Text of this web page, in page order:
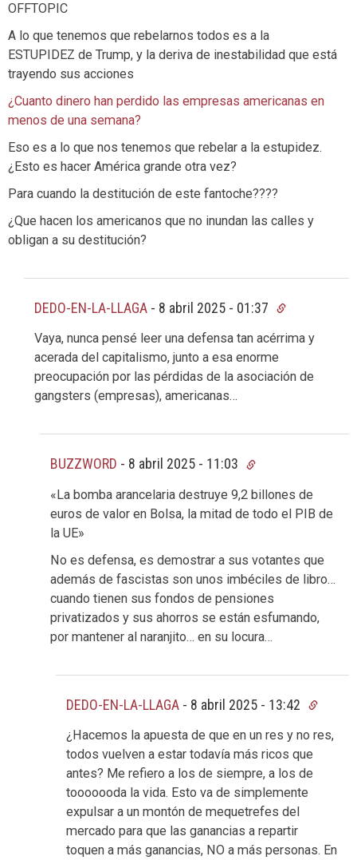
OFFTOPIC
A lo que tenemos que rebelarnos todos es a la
ESTUPIDEZ de Trump, y la deriva de inestabilidad que está
trayendo sus acciones
¿Cuanto dinero han perdido las empresas americanas en
menos de una semana?
Eso es a lo que nos tenemos que rebelar a la estupidez.
¿Esto es hacer América grande otra vez?
Para cuando la destitución de este fantoche????
¿Que hacen los americanos que no inundan las calles y
obligan a su destitución?
DEDO-EN-LA-LLAGA - 8 abril 2025 - 01:37
Vaya, nunca pensé leer una defensa tan acérrima y
acerada del capitalismo, junto a esa enorme
preocupación por las pérdidas de la asociación de
gangsters (empresas), americanas…
BUZZWORD - 8 abril 2025 - 11:03
«La bomba arancelaria destruye 9,2 billones de
euros de valor en Bolsa, la mitad de todo el PIB de
la UE»
No es defensa, es demostrar a sus votantes que
además de fascistas son unos imbéciles de libro…
cuando tienen sus fondos de pensiones
privatizados y sus ahorros se están esfumando,
por mantener al naranjito… en su locura…
DEDO-EN-LA-LLAGA - 8 abril 2025 - 13:42
¿Hacemos la apuesta de que en un res y no res,
todos vuelven a estar todavía más ricos que
antes? Me refiero a los de siempre, a los de
tooooooda la vida. Esto va de simplemente
expulsar a un montón de mequetrefes del
mercado para que las ganancias a repartir
toquen a más ganancias, NO a más personas. En